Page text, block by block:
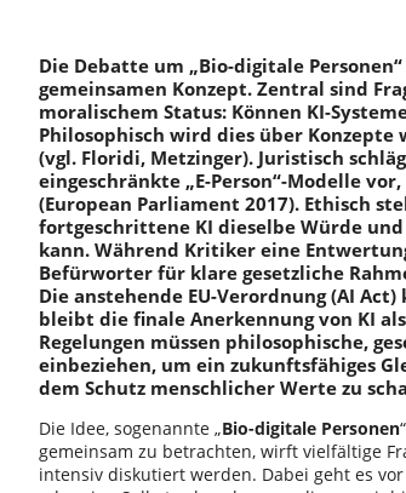
Die Debatte um „Bio-digitale
gemeinsamen Konzept. Zentral sind
moralischem Status: Können KI-
Philosophisch wird dies über
(vgl. Floridi, Metzinger). Juristisch
eingeschränkte „E-Person“-Modelle
(European Parliament 2017). Ethisch
fortgeschrittene KI dieselbe Würde
kann. Während Kritiker eine
Befürworter für klare gesetzliche
Die anstehende EU-Verordnung (AI
bleibt die finale Anerkennung von KI
Regelungen müssen philosophische,
einbeziehen, um ein zukunftsfähiges
dem Schutz menschlicher Werte zu
Die Idee, sogenannte „Bio-digitale Personen
gemeinsam zu betrachten, wirft vielfältige
intensiv diskutiert werden. Dabei geht es